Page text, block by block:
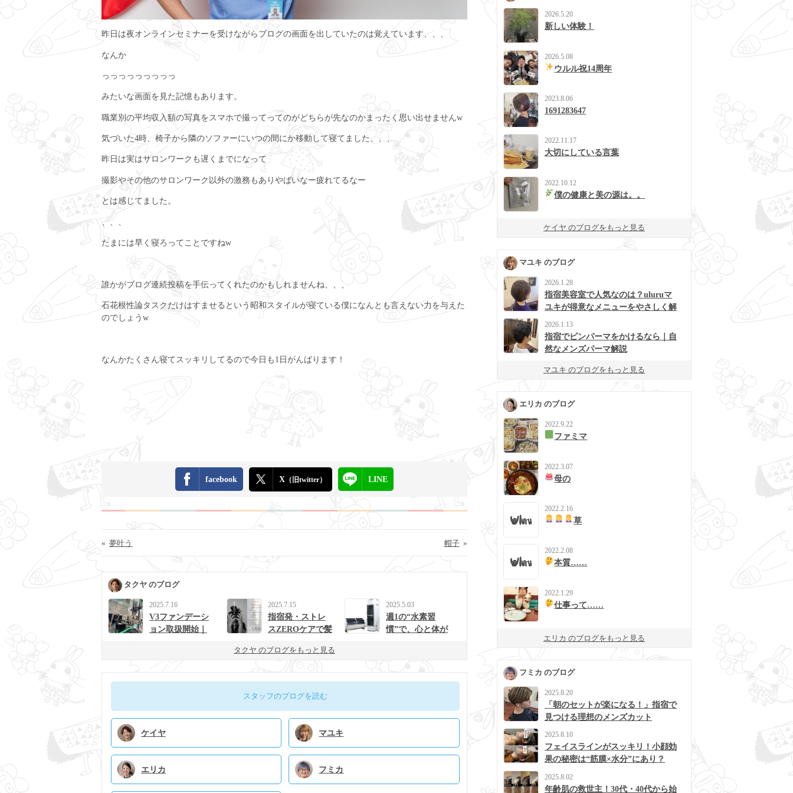
昨日は夜オンラインセミナーを受けながらブログの画面を出していたのは覚えています、、、
なんか
っっっっっっっっっ
みたいな画面を見た記憶もあります。
職業別の平均収入額の写真をスマホで撮ってってのがどちらが先なのかまったく思い出せませんw
気づいた4時、椅子から隣のソファーにいつの間にか移動して寝てました、、、
昨日は実はサロンワークも遅くまでになって
撮影やその他のサロンワーク以外の激務もありやばいなー疲れてるなー
とは感じてました。
たまには早く寝ろってことですねw
誰かがブログ連続投稿を手伝ってくれたのかもしれませんね、、、
石花根性論タスクだけはすませるという昭和スタイルが寝ている僕になんとも言えない力を与えた
のでしょうw
なんかたくさん寝てスッキリしてるので今日も1日がんばります！
facebook X （旧twitter） LINE
« 夢叶う »
帽子
タクヤ のブログ
2025.7.16
V3ファンデーシ
ョン取扱開始｜
2025.7.15
指宿発・ストレ
スZEROケアで髪
uの新提案
2025.5.03
週1の“水素習
慣”で、心と体が
タクヤ のブログをもっと見る
スタッフのブログを読む
ケイヤ マユキ
エリカ フミカ
2026.5.20
新しい体験！
2026.5.08
ウルル祝14周年
2023.8.06
1691283647
2022.11.17
大切にしている言葉
2022.10.12
僕の健康と美の源は。。
ケイヤ のブログをもっと見る
マユキ のブログ
2026.1.28
指宿美容室で人気なのは？uluruマ
ユキが得意なメニューをやさしく解
2026.1.13
指宿でピンパーマをかけるなら｜自
然なメンズパーマ解説
マユキ のブログをもっと見る
エリカ のブログ
2022.9.22
ファミマ
2022.3.07
母の
2022.2.16
草
2022.2.08
本質……
2022.1.29
仕事って……
エリカ のブログをもっと見る
フミカ のブログ
2025.8.20
「朝のセットが楽になる！」指宿で
見つける理想のメンズカット
2025.8.10
フェイスラインがスッキリ！小顔効
果の秘密は“筋膜×水分”にあり？
2025.8.02
年齢肌の救世主！30代・40代から始